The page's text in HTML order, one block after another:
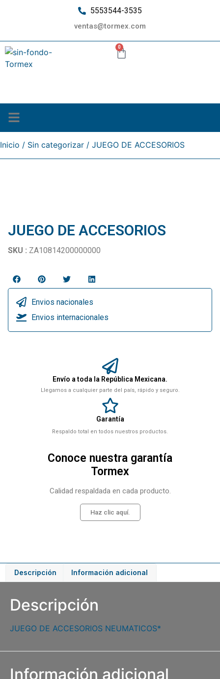
5553544-3535
ventas@tormex.com
0
Inicio / Sin categorizar / JUEGO DE ACCESORIOS
JUEGO DE ACCESORIOS
SKU : ZA10814200000000
Envios nacionales
Envios internacionales
Envío a toda la República Mexicana.
Llegamos a cualquier parte del país, rápido y seguro.
Garantía
Respaldo total en todos nuestros productos.
Conoce nuestra garantía
Tormex
Calidad respaldada en cada producto.
Haz clic aquí.
Descripción Información adicional
Descripción
JUEGO DE ACCESORIOS NEUMATICOS*
Información adicional